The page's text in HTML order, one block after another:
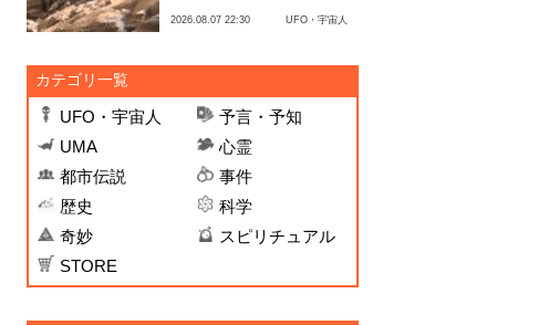
2026.08.07 22:30 UFO・宇宙人
カテゴリ一覧
UFO・宇宙人
予言・予知
UMA
心霊
都市伝説
事件
歴史
科学
奇妙
スピリチュアル
STORE